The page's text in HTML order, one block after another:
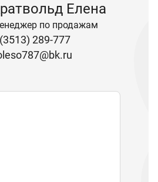
Елена
по продажам
289-777